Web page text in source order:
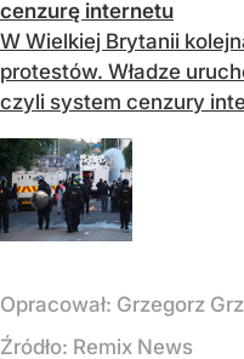
cenzurę internetu
W Wielkiej Brytanii
protestów. Władze
czyli system cenzury
Opracował: Grzegorz
Źródło: Remix News